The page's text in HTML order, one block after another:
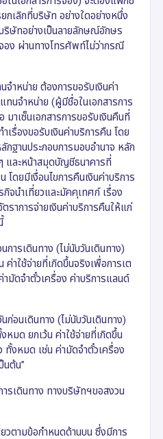
กเลิกที่บริษัท อย่างใดอย่างหนึ่ง
ริษัทอย่างเป็นลายลักษณ์อักษร
อง ผ่านทางโทรศัพท์ไม่ว่ากรณี
ำหน่าย ต้องการขอรับเงินค่า
นจำหน่าย (ผู้มีชื่อในเอกสารการ
าเซ็นเอกสารการขอรับเงินคืนที่
เรื่องขอรับเงินค่าบริการคืน โดย
ฐานประกอบการมอบอำนาจ หลัก
และหน้าสมุดบัญชีธนาคารที่
โดยมีเงื่อนไขการคืนเงินค่าบริการ
จนำเที่ยวและมัคคุเทศก์ เรื่อง
ราการจ่ายเงินค่าบริการคืนให้แก่
การเดินทาง (ไม่นับวันเดินทาง)
ค่าใช้จ่ายที่เกิดขึ้นจริงเพื่อการเต
มัดจำตั๋วเครื่อง ค่าบริการแลนด์
ก่อนเดินทาง (ไม่นับวันเดินทาง)
หมด ยกเว้น ค่าใช้จ่ายที่เกิดขึ้น
ทั้งหมด เช่น ค่ามัดจำตั๋วเครื่อง
นต้น”
รเดินทาง ทางบริษัทฯขอสงวน
วตามข้อกำหนดด้านบน ซึ่งมีการ